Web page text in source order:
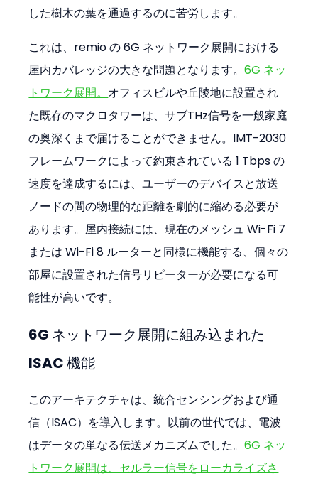
した樹木の葉を通過するのに苦労します。
これは、remio の 6G ネットワーク展開における
屋内カバレッジの大きな問題となります。6G ネッ
トワーク展開。 オフィスビルや丘陵地に設置され
た既存のマクロタワーは、サブTHz信号を一般家庭
の奥深くまで届けることができません。IMT-2030
フレームワークによって約束されている 1 Tbps の
速度を達成するには、ユーザーのデバイスと放送
ノードの間の物理的な距離を劇的に縮める必要が
あります。屋内接続には、現在のメッシュ Wi-Fi 7
または Wi-Fi 8 ルーターと同様に機能する、個々の
部屋に設置された信号リピーターが必要になる可
能性が高いです。
6G ネットワーク展開に組み込まれた
ISAC 機能
このアーキテクチャは、統合センシングおよび通
信（ISAC）を導入します。以前の世代では、電波
はデータの単なる伝送メカニズムでした。6G ネッ
トワーク展開は、セルラー信号をローカライズさ